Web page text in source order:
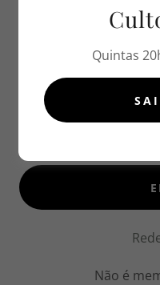
páginas
Não é
Quintas